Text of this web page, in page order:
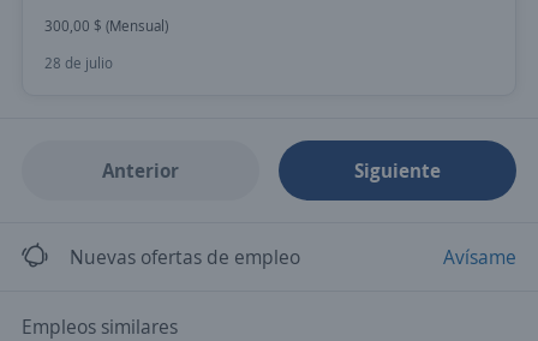
300,00 $ (Mensual)
28 de julio
Anterior Siguiente
Nuevas ofertas de empleo Avísame
Empleos similares